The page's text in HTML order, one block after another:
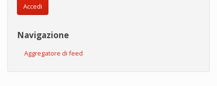
Accedi
Navigazione
Aggregatore di feed